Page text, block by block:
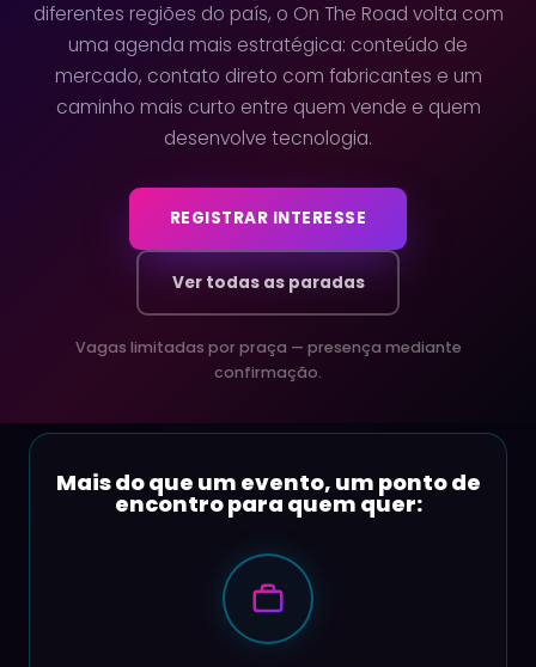
diferentes regiões do país, o On The Road volta com
uma agenda mais estratégica: conteúdo de
mercado, contato direto com fabricantes e um
caminho mais curto entre quem vende e quem
desenvolve tecnologia.
REGISTRAR INTERESSE
Ver todas as paradas
Vagas limitadas por praça — presença mediante
confirmação.
Mais do que um evento, um ponto de
encontro para quem quer: